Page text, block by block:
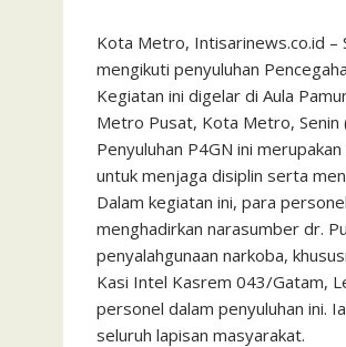
​Kota Metro, Intisarinews.co.id –
mengikuti penyuluhan
Kegiatan ini digelar di Aula
Metro Pusat, Kota Metro,
​Penyuluhan P4GN ini
untuk menjaga disiplin serta
​Dalam kegiatan ini, para
menghadirkan narasumber dr.
penyalahgunaan narkoba,
​Kasi Intel Kasrem 043/Gatam,
personel dalam penyuluhan ini.
seluruh lapisan masyarakat.